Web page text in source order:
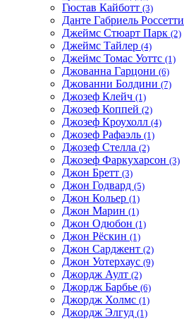
Гюстав Кайботт (3)
Данте Габриель Россетти
Джеймс Стюарт Парк (2)
Джеймс Тайлер (4)
Джеймс Томас Уоттс (1)
Джованна Гарцони (6)
Джованни Болдини (7)
Джозеф Клейч (1)
Джозеф Коппей (2)
Джозеф Кроухолл (4)
Джозеф Рафаэль (1)
Джозеф Стелла (2)
Джозеф Фаркухарсон (3)
Джон Бретт (3)
Джон Годвард (5)
Джон Кольер (1)
Джон Марин (1)
Джон Одюбон (1)
Джон Рёскин (1)
Джон Сарджент (2)
Джон Уотерхаус (9)
Джордж Аулт (2)
Джордж Барбье (6)
Джордж Холмс (1)
Джордж Элгуд (1)